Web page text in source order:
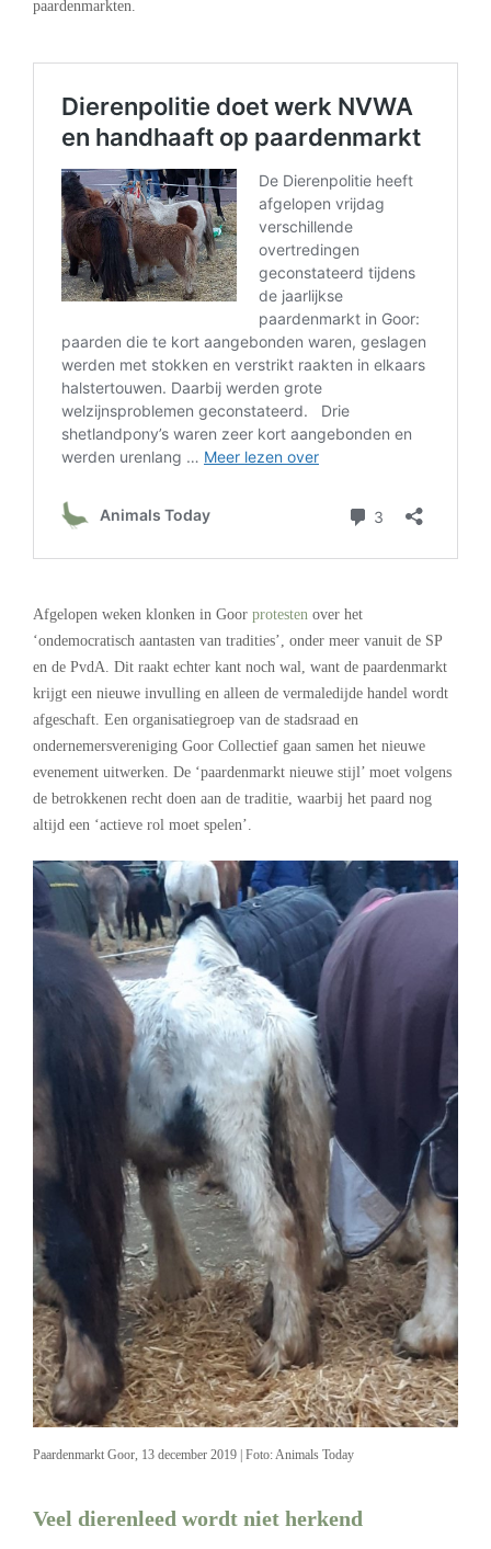
paardenmarkten.
Afgelopen weken klonken in Goor protesten over het
‘ondemocratisch aantasten van tradities’, onder meer vanuit de SP
en de PvdA. Dit raakt echter kant noch wal, want de paardenmarkt
krijgt een nieuwe invulling en alleen de vermaledijde handel wordt
afgeschaft. Een organisatiegroep van de stadsraad en
ondernemersvereniging Goor Collectief gaan samen het nieuwe
evenement uitwerken. De ‘paardenmarkt nieuwe stijl’ moet volgens
de betrokkenen recht doen aan de traditie, waarbij het paard nog
altijd een ‘actieve rol moet spelen’.
Paardenmarkt Goor, 13 december 2019 | Foto: Animals Today
Veel dierenleed wordt niet herkend